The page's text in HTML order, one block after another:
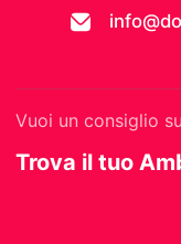
Vuoi un consiglio
Trova il tuo